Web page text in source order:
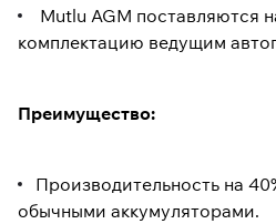
Mutlu AGM поставляются
комплектацию ведущим
Преимущество:
Производительность на
обычными аккумуляторами.